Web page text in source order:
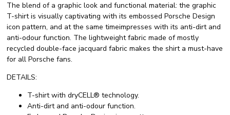
The blend of a graphic look and functional material: the graphic
T-shirt is visually captivating with its embossed Porsche Design
icon pattern, and at the same timeimpresses with its anti-dirt and
anti-odour function. The lightweight fabric made of mostly
recycled double-face jacquard fabric makes the shirt a must-have
for all Porsche fans.
DETAILS:
T-shirt with dryCELL® technology.
Anti-dirt and anti-odour function.